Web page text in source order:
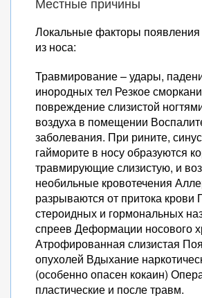
Местные причины
Локальные факторы появления
из носа:
Травмирование – удары,
инородных тел Резкое
повреждение слизистой
воздуха в помещении
заболевания. При рините,
гайморите в носу образуются
травмирующие слизистую, и
необильные кровотечения
разрываются от притока
стероидных и гормональных
спреев Деформации носового
Атрофированная слизистая
опухолей Вдыхание
(особенно опасен кокаин)
пластические и после травм.